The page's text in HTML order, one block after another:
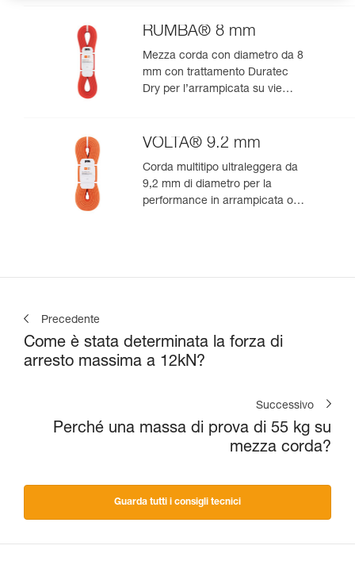
RUMBA® 8 mm
Mezza corda con diametro da 8
mm con trattamento Duratec
Dry per l’arrampicata su vie
VOLTA® 9.2 mm
Corda multitipo ultraleggera da
9,2 mm di diametro per la
performance in arrampicata o
Precedente
Come è stata determinata la forza di
arresto massima a 12kN?
Successivo
Perché una massa di prova di 55 kg su
mezza corda?
Guarda tutti i consigli tecnici